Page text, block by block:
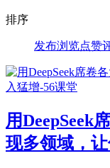
排序
发布浏览点赞
用DeepSeek
现多领域，